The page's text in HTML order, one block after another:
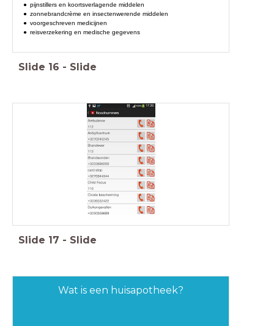
pijnstillers en koortsverlagende middelen
zonnebrandcrème en insectenwerende middelen
voorgeschreven medicijnen
reisverzekering en medische gegevens
Slide 16 - Slide
Slide 17 - Slide
Wat is een huisapotheek?